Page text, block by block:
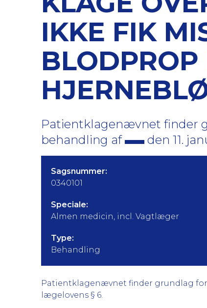
IKKE FIK
BLODPROP
Patientklagenævnet finder
behandling af
den 11.
Sagsnummer:
0340101
Speciale:
Almen medicin, incl. Vagtlæger
Type:
Behandling
Patientklagenævnet finder grundlag for
lægelovens § 6.